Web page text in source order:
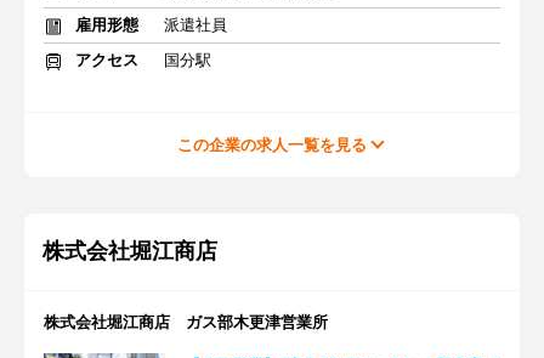
雇用形態
派遣社員
アクセス
国分駅
この企業の求人一覧を見る
株式会社堀江商店
株式会社堀江商店 ガス部木更津営業所